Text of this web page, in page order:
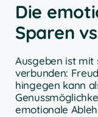
Die
Sparen
Ausgeben ist mit
verbunden:
hingegen kann
emotionale